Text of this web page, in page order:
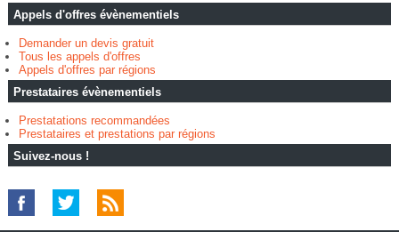
Appels d'offres évènementiels
Demander un devis gratuit
Tous les appels d'offres
Appels d'offres par régions
Prestataires évènementiels
Prestatations recommandées
Prestataires et prestations par régions
Suivez-nous !